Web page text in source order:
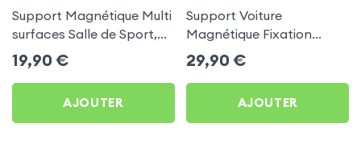
Support Magnétique Multi
surfaces Salle de Sport,
frigo pour Motorola Moto
G 5G Plus
19,90 €
AJOUTER
Support Voiture
Magnétique Fixation
Porte-gobelet pour
Motorola Moto G 5G Plus
29,90 €
AJOUTER